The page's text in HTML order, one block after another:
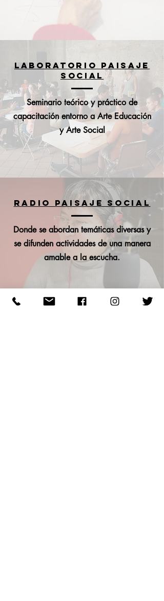
LABORATORIO PAISAJE
SOCIAL
Seminario teórico y práctico de
capacitación entorno a Arte Educación
y Arte Social
RADIO PAISAJE SOCIAL
Donde se abordan temáticas diversas y
se difunden actividades de una manera
amable a la escucha.